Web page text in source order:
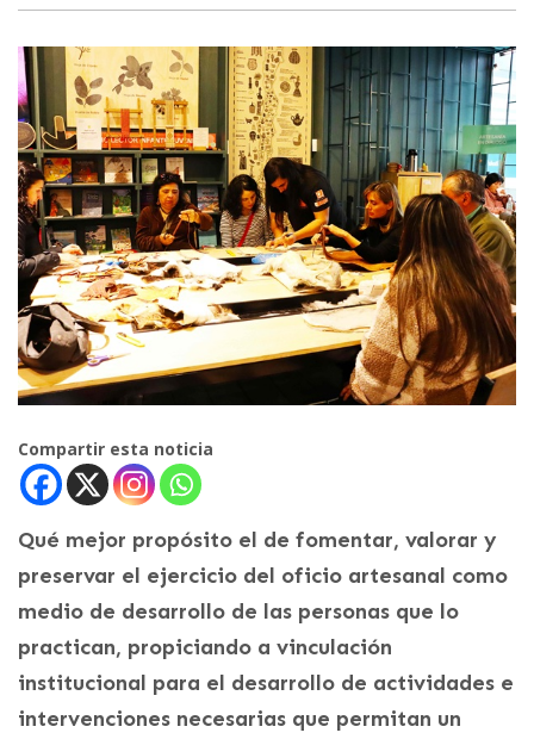
Compartir esta noticia
Qué mejor propósito el de fomentar, valorar y
preservar el ejercicio del oficio artesanal como
medio de desarrollo de las personas que lo
practican, propiciando a vinculación
institucional para el desarrollo de actividades e
intervenciones necesarias que permitan un